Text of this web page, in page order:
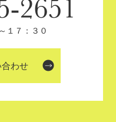
１７：３０
合わせ